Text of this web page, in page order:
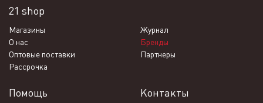
21 shop
Магазины
Журнал
О нас
Бренды
Оптовые поставки
Партнеры
Рассрочка
Помощь Контакты